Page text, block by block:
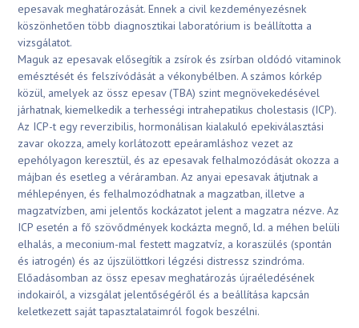
epesavak meghatározását. Ennek a civil kezdeményezésnek
köszönhetően több diagnosztikai laboratórium is beállította a
vizsgálatot.
Maguk az epesavak elősegítik a zsírok és zsírban oldódó vitaminok
emésztését és felszívódását a vékonybélben. A számos kórkép
közül, amelyek az össz epesav (TBA) szint megnövekedésével
járhatnak, kiemelkedik a terhességi intrahepatikus cholestasis (ICP).
Az ICP-t egy reverzibilis, hormonálisan kialakuló epekiválasztási
zavar okozza, amely korlátozott epeáramláshoz vezet az
epehólyagon keresztül, és az epesavak felhalmozódását okozza a
májban és esetleg a véráramban. Az anyai epesavak átjutnak a
méhlepényen, és felhalmozódhatnak a magzatban, illetve a
magzatvízben, ami jelentős kockázatot jelent a magzatra nézve. Az
ICP esetén a fő szövődmények kockázta megnő, ld. a méhen belüli
elhalás, a meconium-mal festett magzatvíz, a koraszülés (spontán
és iatrogén) és az újszülöttkori légzési distressz szindróma.
Előadásomban az össz epesav meghatározás újraéledésének
indokairól, a vizsgálat jelentőségéről és a beállítása kapcsán
keletkezett saját tapasztalataimról fogok beszélni.